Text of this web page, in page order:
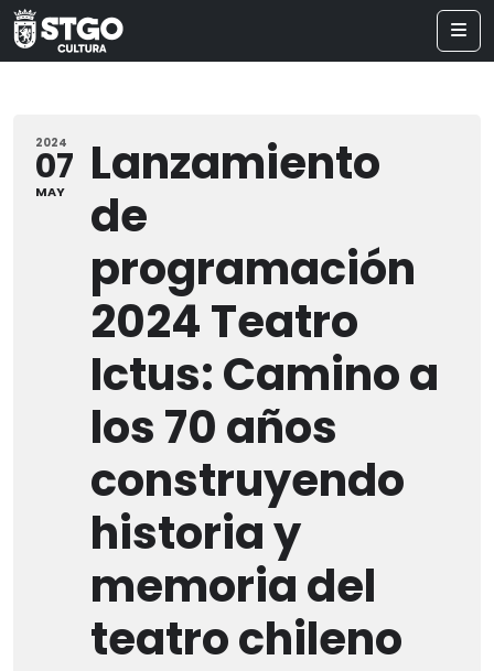
2024
07
MAY
Lanzamiento
de
programación
2024 Teatro
Ictus: Camino a
los 70 años
construyendo
historia y
memoria del
teatro chileno